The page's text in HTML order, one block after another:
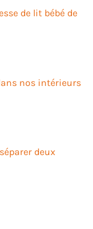
de lit bébé de
nos intérieurs
deux